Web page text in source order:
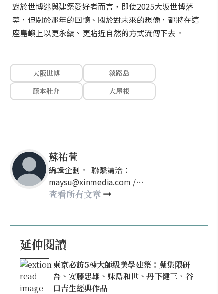
對於世博迷與建築愛好者而言，即使2025大阪世博落
幕，但關於那年的回憶、關於對未來的想像，都將在這
座島嶼上以更永續、更貼近自然的方式流傳下去。
大阪世博
淡路島
藤本壯介
大屋根
蘇祐萱
編輯企劃。 聯繫請洽：
maysu@xinmedia.com /
may860527@gmail.com
查看所有文章
延伸閱讀
東京必訪5棟大師級美學建築：蒐集隈研
吾、安藤忠雄、妹島和世、丹下健三、谷
口吉生經典作品